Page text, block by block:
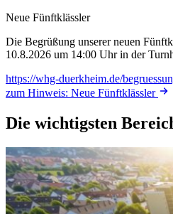
Neue Fünftklässler
Die Begrüßung unserer neuen
10.8.2026 um 14:00 Uhr in der
https://whg-duerkheim.de/
zum Hinweis: Neue Fünftklässler
Die wichtigsten